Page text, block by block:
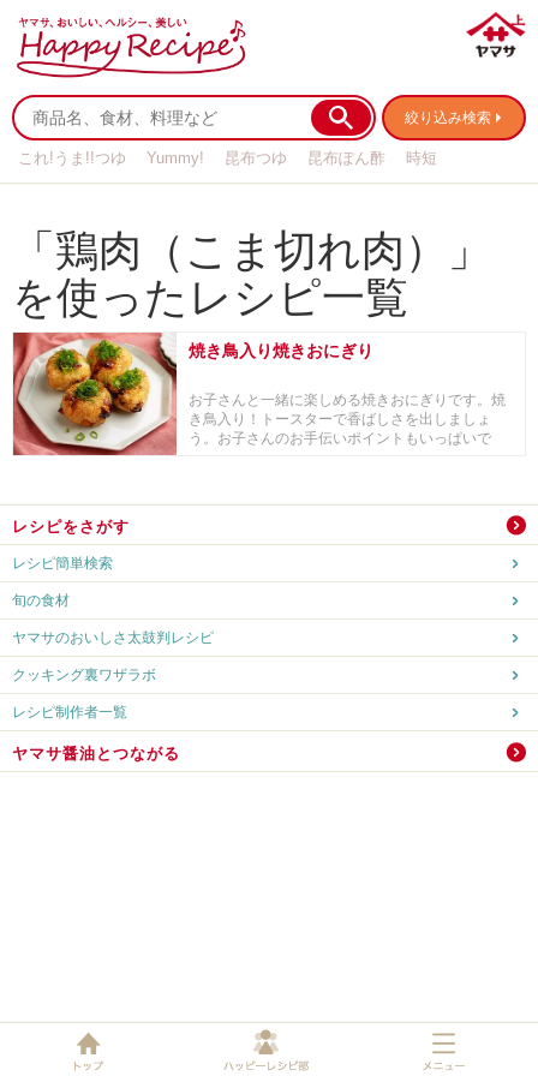
絞り込み検索
これ!うま!!つゆ Yummy! 昆布つゆ 昆布ぽん酢
時短
「鶏肉（こま切れ肉）」
を使ったレシピ一覧
焼き鳥入り焼きおにぎり
お子さんと一緒に楽しめる焼きおにぎりです。焼
き鳥入り！トースターで香ばしさを出しましょ
う。お子さんのお手伝いポイントもいっぱいで
レシピをさがす
レシピ簡単検索
旬の食材
ヤマサのおいしさ太鼓判レシピ
クッキング裏ワザラボ
レシピ制作者一覧
ヤマサ醤油とつながる